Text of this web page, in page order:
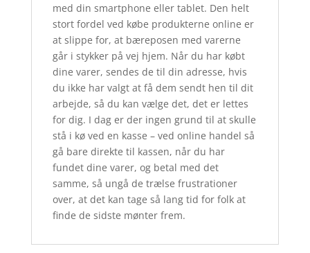
med din smartphone eller tablet. Den helt
stort fordel ved købe produkterne online er
at slippe for, at bæreposen med varerne
går i stykker på vej hjem. Når du har købt
dine varer, sendes de til din adresse, hvis
du ikke har valgt at få dem sendt hen til dit
arbejde, så du kan vælge det, det er lettes
for dig. I dag er der ingen grund til at skulle
stå i kø ved en kasse – ved online handel så
gå bare direkte til kassen, når du har
fundet dine varer, og betal med det
samme, så ungå de trælse frustrationer
over, at det kan tage så lang tid for folk at
finde de sidste mønter frem.